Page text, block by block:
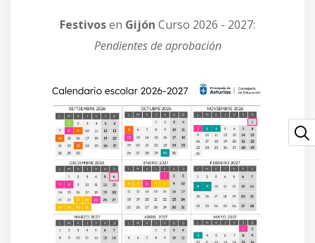
Festivosen Gijón Curso 2026 - 2027:
Pendientes de aprobación